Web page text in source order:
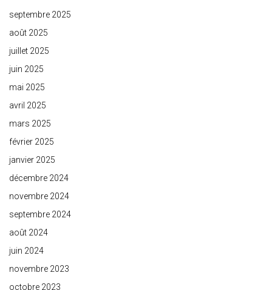
septembre 2025
août 2025
juillet 2025
juin 2025
mai 2025
avril 2025
mars 2025
février 2025
janvier 2025
décembre 2024
novembre 2024
septembre 2024
août 2024
juin 2024
novembre 2023
octobre 2023